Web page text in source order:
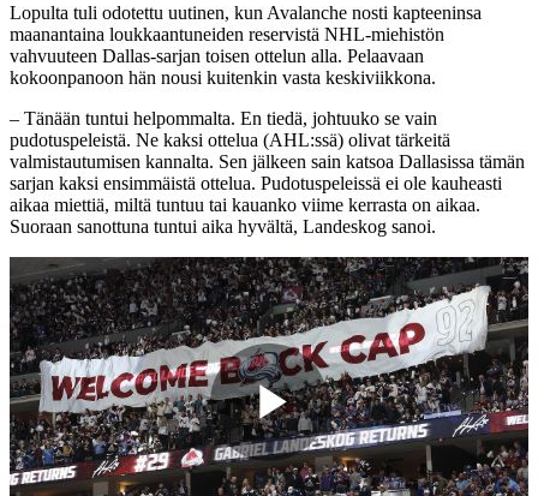
Lopulta tuli odotettu uutinen, kun Avalanche nosti kapteeninsa
maanantaina loukkaantuneiden reservistä NHL-miehistön
vahvuuteen Dallas-sarjan toisen ottelun alla. Pelaavaan
kokoonpanoon hän nousi kuitenkin vasta keskiviikkona.
– Tänään tuntui helpommalta. En tiedä, johtuuko se vain
pudotuspeleistä. Ne kaksi ottelua (AHL:ssä) olivat tärkeitä
valmistautumisen kannalta. Sen jälkeen sain katsoa Dallasissa tämän
sarjan kaksi ensimmäistä ottelua. Pudotuspeleissä ei ole kauheasti
aikaa miettiä, miltä tuntuu tai kauanko viime kerrasta on aikaa.
Suoraan sanottuna tuntui aika hyvältä, Landeskog sanoi.
Play